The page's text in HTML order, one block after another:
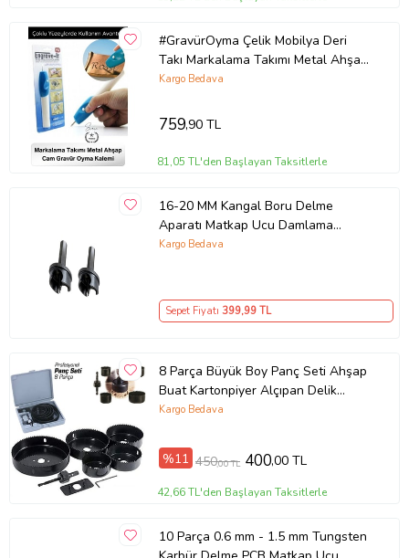
tadilat işlerinde orta büyüklükte delikler açmak için ideal bir araçtır.
Elmas segmentleri sayesinde uzun ömürlü, hızlı ve temiz kesim
sağlar. SDS Max bağlantısı sayesinde farklı kırıcı matkaplarla
kullanılabilir ve birçok farklı projede kullanılabilir. Ancak güvenlik
önlemlerini alarak ve doğru şekilde kullanarak en iyi performansı
elde edebilirsiniz.
kcm60639693
#GravürOyma Çelik Mobilya Deri
Takı Markalama Takımı Metal Ahşap
Cam Gravür Oyma Kalemi Elektrikli K
Kargo Bedava
759,90 TL
81,05 TL'den Başlayan Taksitlerle
16-20 MM Kangal Boru Delme
Aparatı Matkap Ucu Damlama
Sulama Plastik Boru Delme
Kargo Bedava
Sepet Fiyatı 399,99 TL
8 Parça Büyük Boy Panç Seti Ahşap
Buat Kartonpiyer Alçıpan Delik
Açma Oyuk Açma Ücretsiz Kargo
Kargo Bedava
%11 450,00 TL 400,00 TL
42,66 TL'den Başlayan Taksitlerle
10 Parça 0.6 mm - 1.5 mm Tungsten